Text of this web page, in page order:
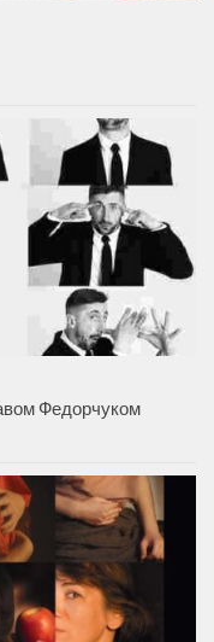
Федорчуком